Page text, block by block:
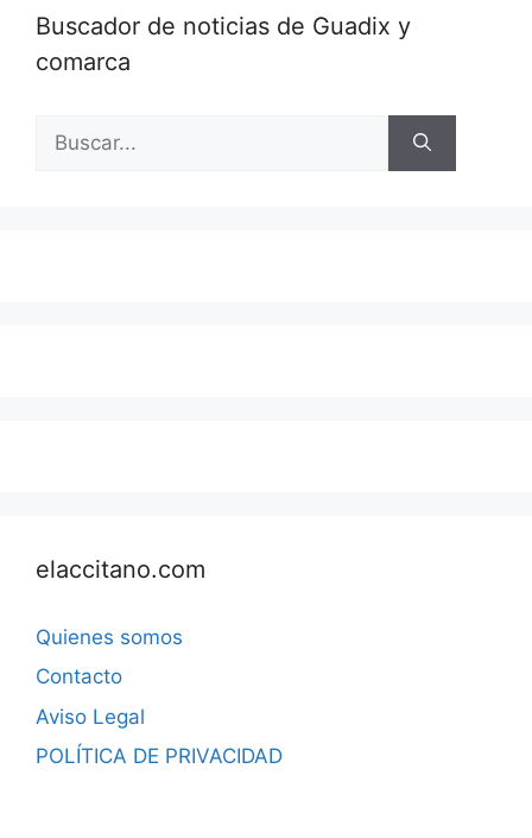
Buscador de noticias de Guadix y
comarca
elaccitano.com
Quienes somos
Contacto
Aviso Legal
POLÍTICA DE PRIVACIDAD